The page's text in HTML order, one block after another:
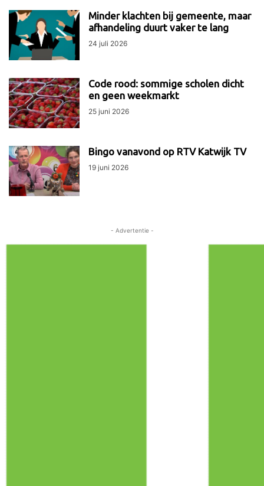
Minder klachten bij gemeente, maar
afhandeling duurt vaker te lang
24 juli 2026
Code rood: sommige scholen dicht
en geen weekmarkt
25 juni 2026
Bingo vanavond op RTV Katwijk TV
19 juni 2026
- Advertentie -